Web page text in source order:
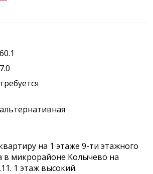
60.1
7.0
требуется
альтернативная
на 1 этаже 9-ти этажного
в микрорайоне Колычево на
1 этаж высокий.